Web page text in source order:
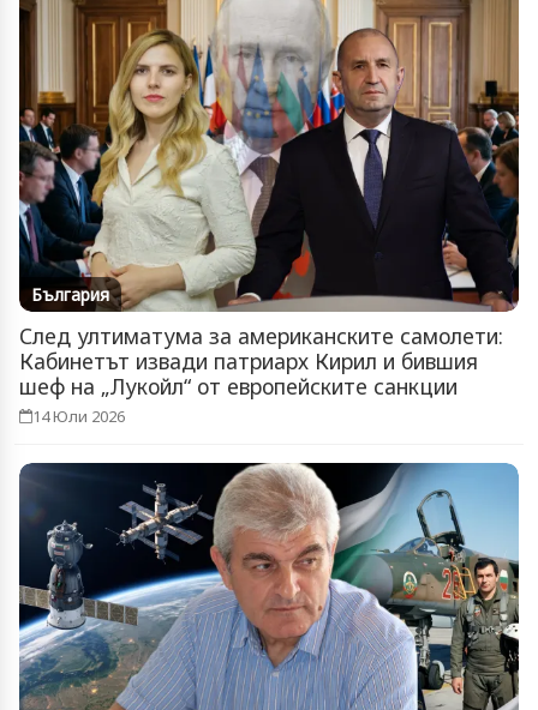
България
След ултиматума за американските самолети:
Кабинетът извади патриарх Кирил и бившия
шеф на „Лукойл“ от европейските санкции
14 Юли 2026